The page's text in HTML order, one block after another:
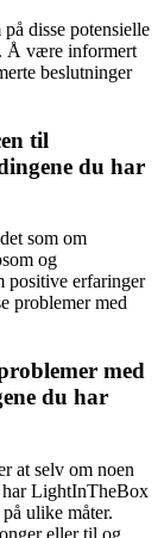
disse potensielle
Å være informert
beslutninger
til
du har
som om
og
positive erfaringer
problemer med
med
du har
at selv om noen
har LightInTheBox
ulike måter.
eller til og